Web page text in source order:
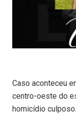
Caso aconteceu
centro-oeste do
homicídio